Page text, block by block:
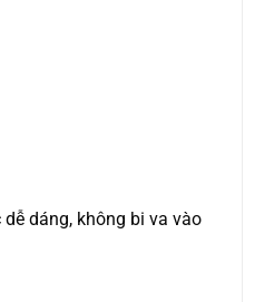
dáng, không bi va vào